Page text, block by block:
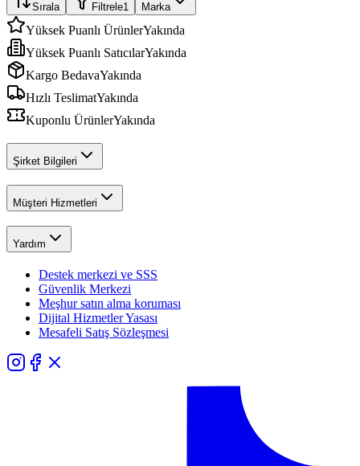
Sırala Filtrele1 Marka
Yüksek Puanlı ÜrünlerYakında
Yüksek Puanlı SatıcılarYakında
Kargo BedavaYakında
Hızlı TeslimatYakında
Kuponlu ÜrünlerYakında
Şirket Bilgileri
Müşteri Hizmetleri
Yardım
Destek merkezi ve SSS
Güvenlik Merkezi
Meşhur satın alma koruması
Dijital Hizmetler Yasası
Mesafeli Satış Sözleşmesi